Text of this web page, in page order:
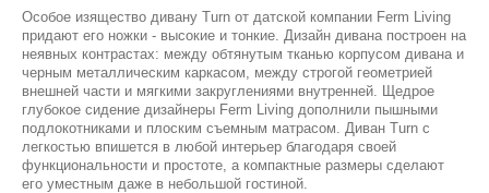
Особое изящество дивану Turn от датской компании Ferm Living
придают его ножки - высокие и тонкие. Дизайн дивана построен на
неявных контрастах: между обтянутым тканью корпусом дивана и
черным металлическим каркасом, между строгой геометрией
внешней части и мягкими закруглениями внутренней. Щедрое
глубокое сидение дизайнеры Ferm Living дополнили пышными
подлокотниками и плоским съемным матрасом. Диван Turn с
легкостью впишется в любой интерьер благодаря своей
функциональности и простоте, а компактные размеры сделают
его уместным даже в небольшой гостиной.